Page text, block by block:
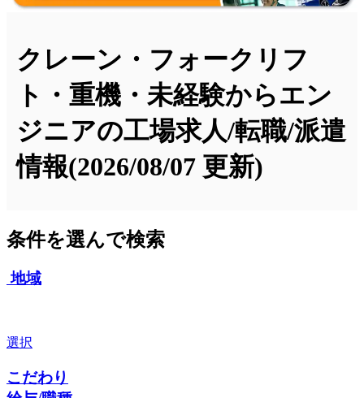
クレーン・フォークリフ
ト・重機・未経験からエン
ジニアの工場求人/転職/派遣
情報(2026/08/07 更新)
条件を選んで検索
地域
選択
こだわり